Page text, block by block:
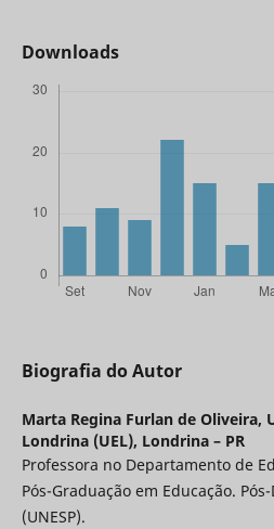
Downloads
Biografia do Autor
Marta Regina Furlan de Oliveira,
Londrina (UEL), Londrina – PR
Professora no Departamento de
Pós-Graduação em Educação.
(UNESP).